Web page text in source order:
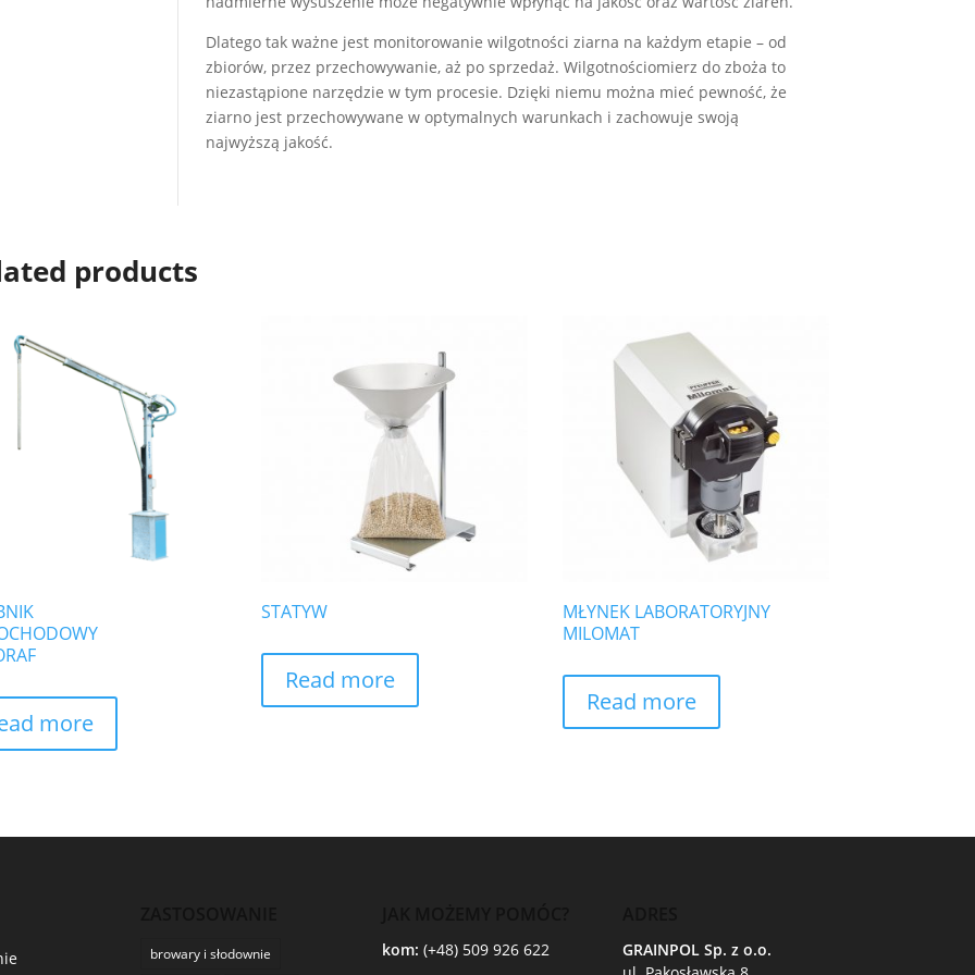
Dlatego tak ważne jest monitorowanie wilgotności ziarna na każdym etapie – od
zbiorów, przez przechowywanie, aż po sprzedaż. Wilgotnościomierz do zboża to
niezastąpione narzędzie w tym procesie. Dzięki niemu można mieć pewność, że
ziarno jest przechowywane w optymalnych warunkach i zachowuje swoją
najwyższą jakość.
products
more
STATYW
Read more
MŁYNEK LABORATORYJNY
MILOMAT
Read more
browary i słodownie kom: (+48) 509 926 622
GRAINPOL Sp. z o.o.